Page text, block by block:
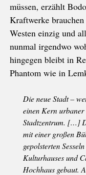
müssen, erzählt
Kraftwerke
Westen einzig und
nunmal irgendwo
hingegen bleibt in
Phantom wie in
Die neue Stadt –
einen Kern
Stadtzentrum. […]
mit einer großen
gepolsterten
Kulturhauses und
Hochhaus gebaut.